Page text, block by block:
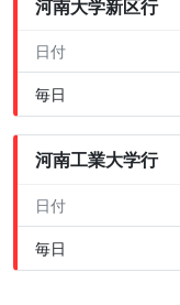
河南大学新区行
日付
毎日
河南工業大学行
日付
毎日